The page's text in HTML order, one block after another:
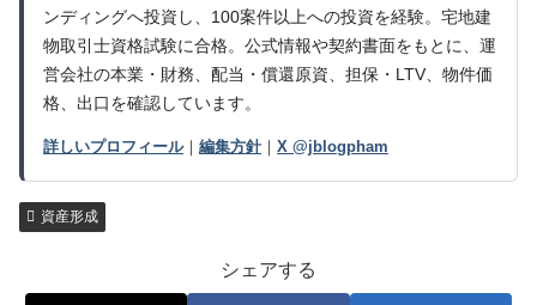
ンディングへ投資し、100案件以上への投資を経験。宅地建
物取引士資格試験に合格。公式情報や契約書面をもとに、運
営会社の本業・財務、配当・償還原資、担保・LTV、物件価
格、出口を確認しています。
詳しいプロフィール｜ 編集方針 ｜ X @jblogpham
資産形成
シェアする